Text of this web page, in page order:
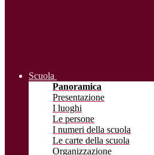
Scuola
Panoramica
Presentazione
I luoghi
Le persone
I numeri della scuola
Le carte della scuola
Organizzazione